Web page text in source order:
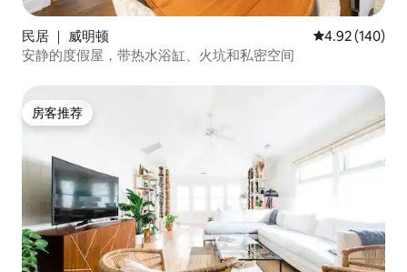
民居 ｜ 威明顿 平均评分 4.92
4.92 (140)
安静的度假屋，带热水浴缸、火坑和私密空间
房客推荐
房客推荐